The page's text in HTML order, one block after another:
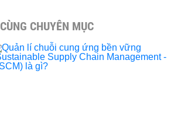
CÙNG CHUYÊN MỤC